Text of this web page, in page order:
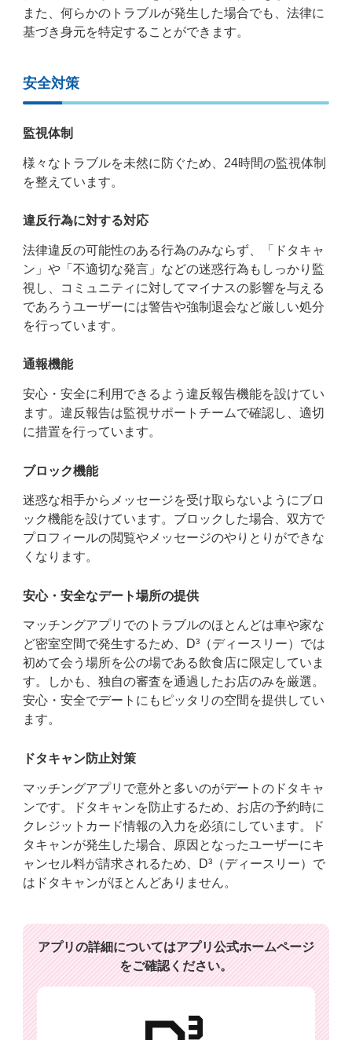
また、何らかのトラブルが発生した場合でも、法律に
基づき身元を特定することができます。
安全対策
監視体制
様々なトラブルを未然に防ぐため、24時間の監視体制
を整えています。
違反行為に対する対応
法律違反の可能性のある行為のみならず、「ドタキャ
ン」や「不適切な発言」などの迷惑行為もしっかり監
視し、コミュニティに対してマイナスの影響を与える
であろうユーザーには警告や強制退会など厳しい処分
を行っています。
通報機能
安心・安全に利用できるよう違反報告機能を設けてい
ます。違反報告は監視サポートチームで確認し、適切
に措置を行っています。
ブロック機能
迷惑な相手からメッセージを受け取らないようにブロ
ック機能を設けています。ブロックした場合、双方で
プロフィールの閲覧やメッセージのやりとりができな
くなります。
安心・安全なデート場所の提供
マッチングアプリでのトラブルのほとんどは車や家な
ど密室空間で発生するため、D³（ディースリー）では
初めて会う場所を公の場である飲食店に限定していま
す。しかも、独自の審査を通過したお店のみを厳選。
安心・安全でデートにもピッタリの空間を提供してい
ます。
ドタキャン防止対策
マッチングアプリで意外と多いのがデートのドタキャ
ンです。ドタキャンを防止するため、お店の予約時に
クレジットカード情報の入力を必須にしています。ド
タキャンが発生した場合、原因となったユーザーにキ
ャンセル料が請求されるため、D³（ディースリー）で
はドタキャンがほとんどありません。
アプリの詳細についてはアプリ公式ホームページ
をご確認ください。